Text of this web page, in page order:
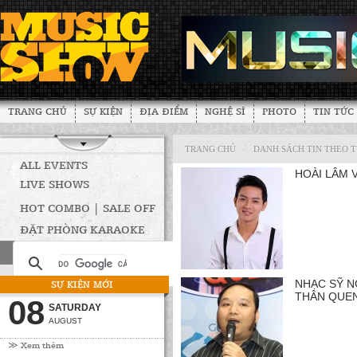
TRANG CHỦ SỰ KIỆN ĐỊA ĐIỂM NGHỆ SĨ PHOTO TIN TỨC
ALL EVENTS
LIVE SHOWS
HOT COMBO | SALE OFF
ĐẶT PHÒNG KARAOKE
SỰ KIỆN MỚI
08 SATURDAY
AUGUST
≫ Xem thêm
TRANG CHỦ / DANH SÁCH TIN THEO
HOÀI LÂM
NHẠC SỸ
THÂN